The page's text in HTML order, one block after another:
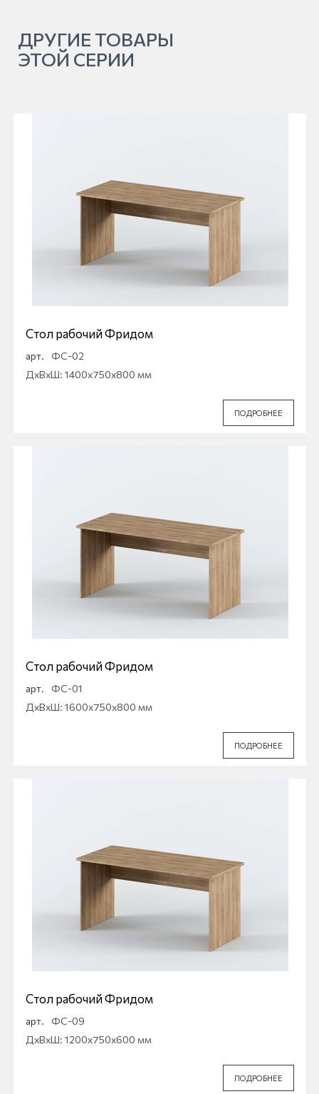
ДРУГИЕ ТОВАРЫ
ЭТОЙ СЕРИИ
Стол рабочий Фридом
арт.
ФС-02
ДхВхШ: 1400x750x800 мм
ПОДРОБНЕЕ
Стол рабочий Фридом
арт.
ФС-01
ДхВхШ: 1600x750x800 мм
ПОДРОБНЕЕ
Стол рабочий Фридом
арт.
ФС-09
ДхВхШ: 1200x750x600 мм
ПОДРОБНЕЕ